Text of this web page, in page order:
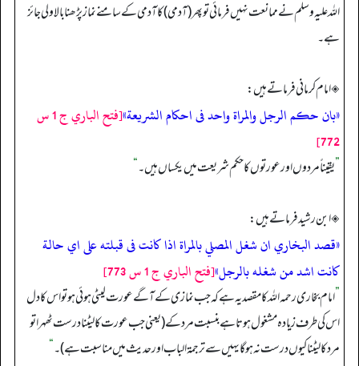
اللہ علیہ وسلم نے ممانعت نہیں فرمائی تو پھر (آدمی) کا آدمی کے سامنے نماز پڑھنا بالاولی جائز
ہے۔
◈ امام کرمانی فرماتے ہیں:
«بان حكم الرجل والمراة واحد فى احكام الشريعة»
[فتح الباري ج 1 س
772]
”یقیناً مردوں اور عورتوں کا حکم شریعت میں یکساں ہیں۔“
◈ ابن رشید فرماتے ہیں:
«قصد البخاري ان شغل المصلي بالمراة اذا كانت فى قبلته على اي حالة
كانت اشد من شغله بالرجل»[فتح الباري ج 1 س 773]
”امام بخاری رحمہ اللہ کا مقصد یہ ہے کہ جب نمازی کے آگے عورت لیٹی ہوئی ہو تو اس کا دل
اس کی طرف زیادہ مشغول ہوتا ہے بنسبت مرد کے (یعنی جب عورت کا لیٹنا درست ٹھہرا تو
مرد کا لیٹنا کیوں درست نہ ہو گا یہیں سے ترجمۃ الباب اور حدیث میں مناسبت ہے)۔“